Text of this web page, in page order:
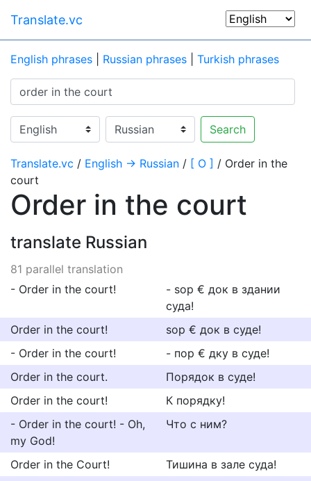
Translate.vc
English phrases Russian phrases Turkish phrases
Search
Translate.vc / English → Russian / [ O ] / Order in the
court
Order in the court
translate Russian
81 parallel translation
- Order in the court!
- ѕор € док в здании
суда!
Order in the court!
ѕор € док в суде!
- Order in the court!
- пор € дку в суде!
Order in the court.
Порядок в суде!
Order in the court!
К порядку!
- Order in the court! - Oh,
my God!
Что с ним?
Order in the Court!
Тишина в зале суда!